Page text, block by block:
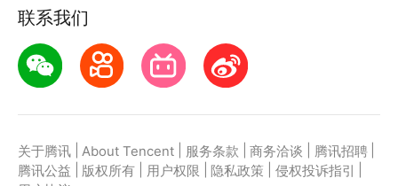
第一步：点击下载应用宝客户端，第二步：一键登录，
第三步：直接拉起微信小游戏我真没想逆袭啊畅玩
联系我们
关于腾讯 About Tencent 服务条款 商务洽谈 腾讯招聘
腾讯公益
版权所有 用户权限 隐私政策 侵权投诉指引